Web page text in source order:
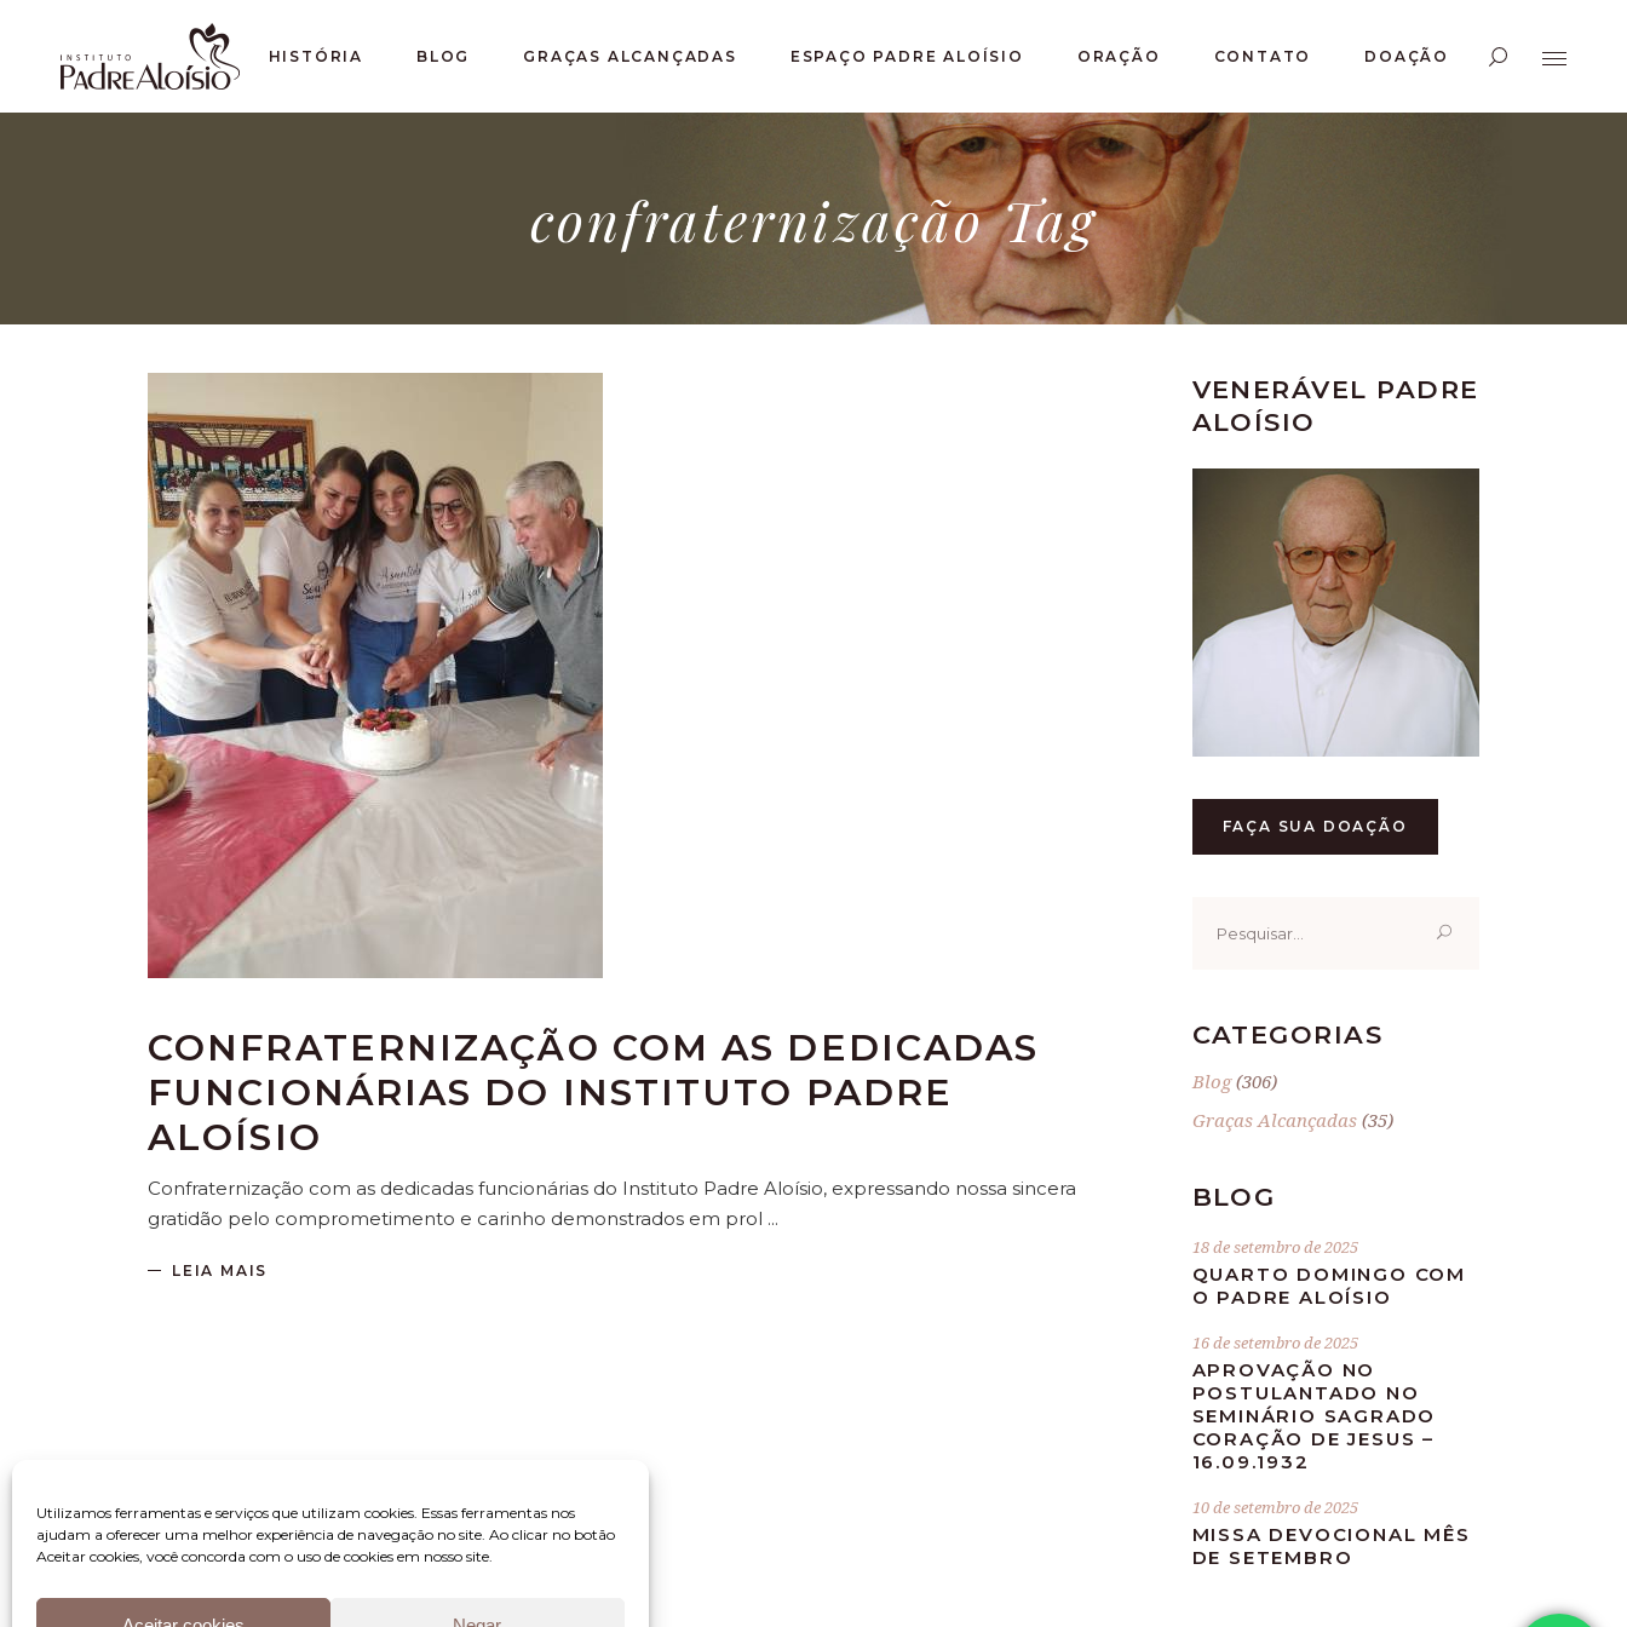
Utilizamos ferramentas e serviços que utilizam cookies. Essas ferramentas nos
ajudam a oferecer uma melhor experiência de navegação no site. Ao clicar no botão
Aceitar cookies, você concorda com o uso de cookies em nosso site.
HISTÓRIA BLOG GRAÇAS ALCANÇADAS ESPAÇO PADRE ALOÍSIO ORAÇÃO CONTATO DOAÇÃO
confraternização Tag
CONFRATERNIZAÇÃO COM AS DEDICADAS
FUNCIONÁRIAS DO INSTITUTO PADRE
ALOÍSIO
Confraternização com as dedicadas funcionárias do Instituto Padre Aloísio, expressando nossa sincera
gratidão pelo comprometimento e carinho demonstrados em prol
LEIA MAIS
VENERÁVEL PADRE
ALOÍSIO
FAÇA SUA DOAÇÃO
por:
CATEGORIAS
Blog(306)
Graças Alcançadas(35)
BLOG
18 de setembro de 2025
QUARTO DOMINGO COM
O PADRE ALOÍSIO
16 de setembro de 2025
APROVAÇÃO NO
POSTULANTADO NO
SEMINÁRIO SAGRADO
CORAÇÃO DE JESUS –
16.09.1932
10 de setembro de 2025
MISSA DEVOCIONAL MÊS
DE SETEMBRO